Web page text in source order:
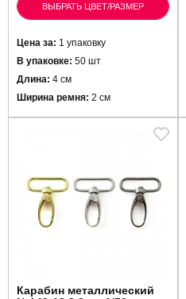
ВЫБРАТЬ ЦВЕТ/РАЗМЕР
Цена за: 1 упаковку
В упаковке: 50 шт
Длина: 4 см
Ширина ремня: 2 см
Карабин металлический